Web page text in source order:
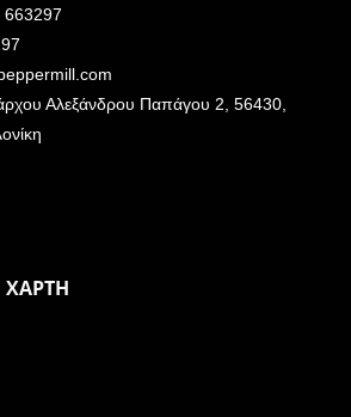
663297
Αλεξάνδρου Παπάγου 2, 56430,
ΧΑΡΤΗ